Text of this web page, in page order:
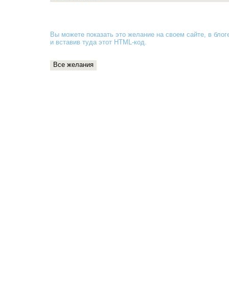
Вы можете показать это желание на своем сайте, в
и вставив туда этот HTML-код.
Все желания